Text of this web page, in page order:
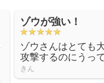
ゾウが強い！
ゾウさんはとても
攻撃するのにうっ
きん